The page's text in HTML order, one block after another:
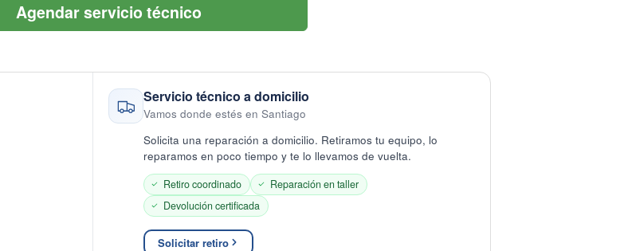
Agendar servicio técnico
Servicio técnico a domicilio
Vamos donde estés en Santiago
Solicita una reparación a domicilio. Retiramos tu equipo, lo
reparamos en poco tiempo y te lo llevamos de vuelta.
Retiro coordinado
Reparación en taller
Devolución certificada
Solicitar retiro